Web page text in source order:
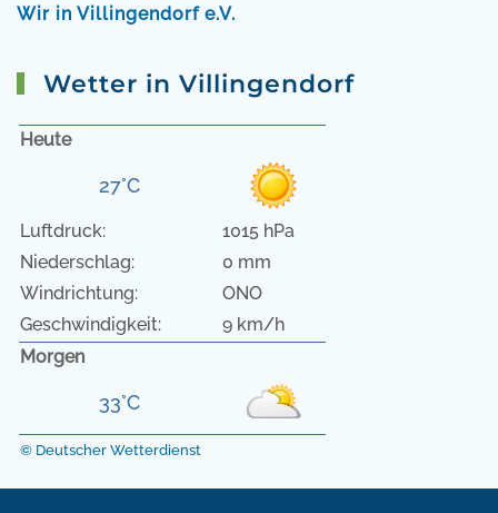
Wir in Villingendorf e.V.
Wetter in Villingendorf
Heute
27°C
Luftdruck:
1015 hPa
Niederschlag:
0 mm
Windrichtung:
ONO
Geschwindigkeit:
9 km/h
Morgen
33°C
© Deutscher Wetterdienst